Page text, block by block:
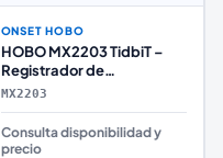
ONSET HOBO
HOBO MX2203 TidbiT –
Registrador de
Temperatura Sumergible
MX2203
Consulta disponibilidad y
precio